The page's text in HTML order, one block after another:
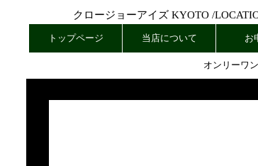
クロージョーアイズ KYOTO /
トップページ 当店について お
オンリーワ